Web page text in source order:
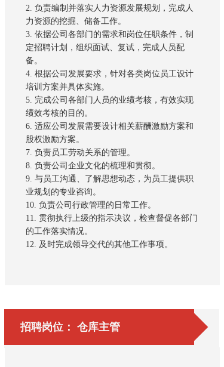
2. 负责编制并落实人力资源发展规划，完成人
力资源的挖掘、储备工作。
3. 依据公司各部门的需求和岗位任职条件，制
定招聘计划，组织面试、复试，完成人员配
备。
4. 根据公司发展要求，针对各类岗位员工设计
培训方案并具体实施。
5. 完成公司各部门人员的业绩考核，有效实现
绩效考核的目的。
6. 适应公司发展需要设计相关薪酬激励方案和
股权激励方案。
7. 负责员工劳动关系的管理。
8. 负责公司企业文化的梳理和贯彻。
9. 与员工沟通、了解思想动态，为员工提供职
业规划的专业咨询。
10. 负责公司行政管理的日常工作。
11. 贯彻执行上级的指示决议，检查督促各部门
的工作落实情况。
12. 及时完成领导交代的其他工作事项。
招聘岗位： 仓库主管